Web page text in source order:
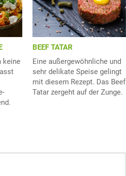
keine
BEEF TATAR
Eine außergewöhnliche und
sehr delikate Speise gelingt
mit diesem Rezept. Das Beef
Tatar zergeht auf der Zunge.